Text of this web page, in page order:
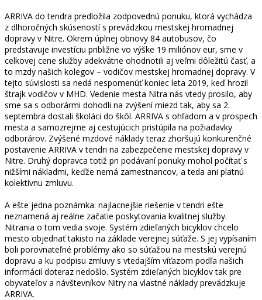
ARRIVA do tendra predložila zodpovednú ponuku, ktorá vychádza
z dlhoročných skúseností s prevádzkou mestskej hromadnej
dopravy v Nitre. Okrem úplnej obnovy 84 autobusov, čo
predstavuje investíciu približne vo výške 19 miliónov eur, sme v
celkovej cene služby adekvátne ohodnotili aj veľmi dôležitú časť, a
to mzdy našich kolegov – vodičov mestskej hromadnej dopravy. V
tejto súvislosti sa nedá nespomenúť koniec leta 2019, keď hrozil
štrajk vodičov v MHD. Vedenie mesta Nitra nás vtedy prosilo, aby
sme sa s odborármi dohodli na zvýšení miezd tak, aby sa 2.
septembra dostali školáci do škôl. ARRIVA s ohľadom a v prospech
mesta a samozrejme aj cestujúcich pristúpila na požiadavky
odborárov. Zvýšené mzdové náklady teraz zhoršujú konkurenčné
postavenie ARRIVA v tendri na zabezpečenie mestskej dopravy v
Nitre. Druhý dopravca totiž pri podávaní ponuky mohol počítať s
nižšími nákladmi, keďže nemá zamestnancov, a teda ani platnú
kolektívnu zmluvu.
A ešte jedna poznámka: najlacnejšie riešenie v tendri ešte
neznamená aj reálne začatie poskytovania kvalitnej služby.
Nitrania o tom vedia svoje. Systém zdieľaných bicyklov chcelo
mesto objednať takisto na základe verejnej súťaže. S jej vypísaním
boli porovnateľné problémy ako so súťažou na mestskú verejnú
dopravu a ku podpisu zmluvy s vtedajším víťazom podľa našich
informácií doteraz nedošlo. Systém zdieľaných bicyklov tak pre
obyvateľov a návštevníkov Nitry na vlastné náklady prevádzkuje
ARRIVA.